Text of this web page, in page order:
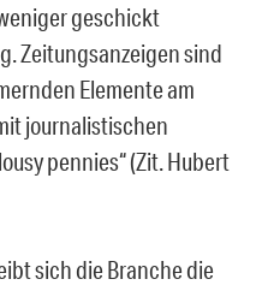
geschickt
Zeitungsanzeigen sind
Elemente am
journalistischen
pennies“ (Zit. Hubert
sich die Branche die